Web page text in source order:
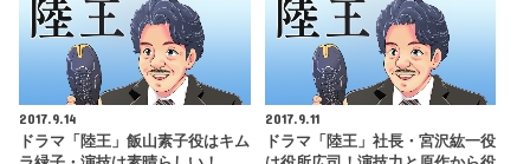
2017.9.14
ドラマ「陸王」飯山素子役はキム
2017.9.11
ドラマ「陸王」社長・宮沢紘一役